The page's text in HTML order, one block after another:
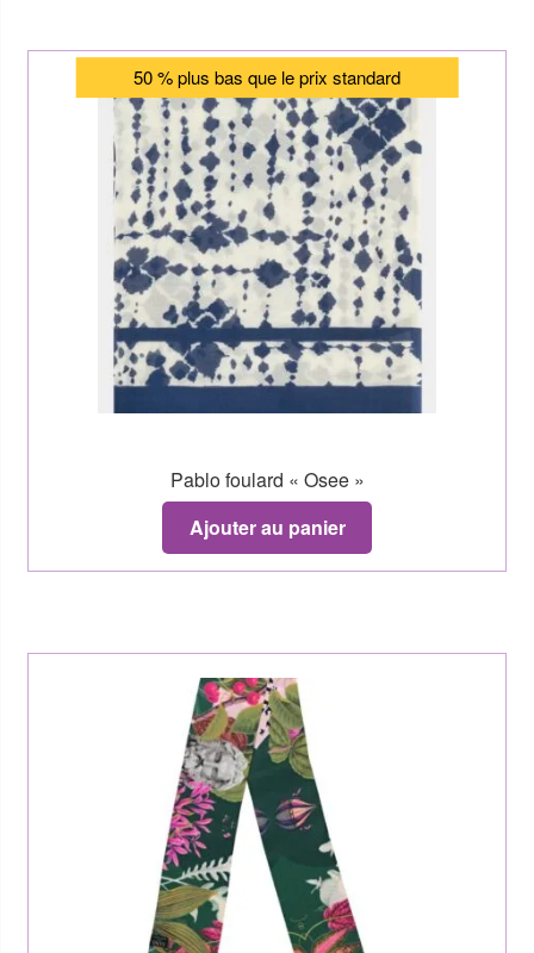
50 % plus bas que le prix standard
Pablo foulard « Osee »
Ajouter au panier